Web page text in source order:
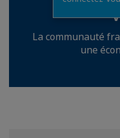
La communauté
une